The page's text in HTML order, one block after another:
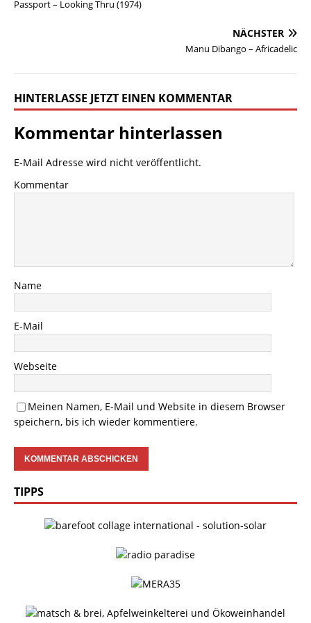
Passport – Looking Thru (1974)
NÄCHSTER
Manu Dibango – Africadelic
HINTERLASSE JETZT EINEN KOMMENTAR
Kommentar hinterlassen
E-Mail Adresse wird nicht veröffentlicht.
Kommentar
Name
E-Mail
Webseite
Meinen Namen, E-Mail und Website in diesem Browser
speichern, bis ich wieder kommentiere.
TIPPS